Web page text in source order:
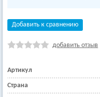
Добавить к сравнению
добавить отзыв
Артикул
Страна